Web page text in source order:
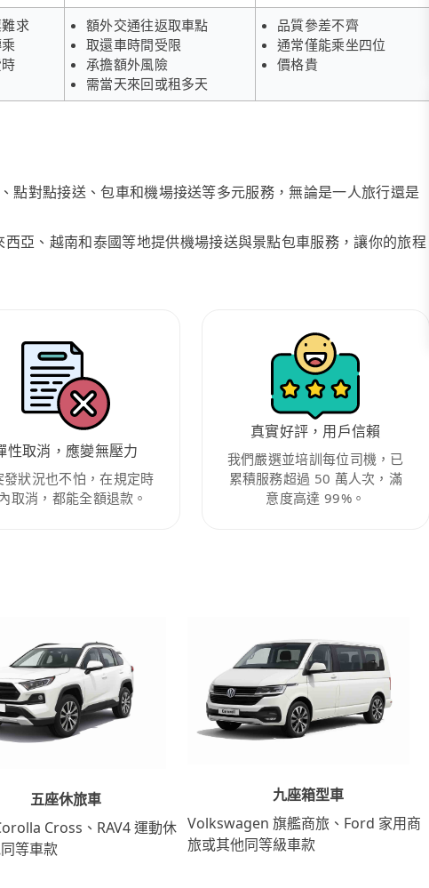
求
額外交通往返取車點
取還車時間受限
承擔額外風險
需當天來回或租多天
品質參差不齊
通常僅能乘坐四位
價格貴
對點接送、包車和機場接送等多元服務，無論是一人旅行還是
亞、越南和泰國等地提供機場接送與景點包車服務，讓你的旅程
性取消，應變無壓力
發狀況也不怕，在規定時
取消，都能全額退款。
真實好評，用戶信賴
我們嚴選並培訓每位司機，已
累積服務超過 50 萬人次，滿
意度高達 99%。
五座休旅車
Cross、RAV4 運動休
等車款
九座箱型車
Volkswagen 旗艦商旅、Ford 家用商
旅或其他同等級車款